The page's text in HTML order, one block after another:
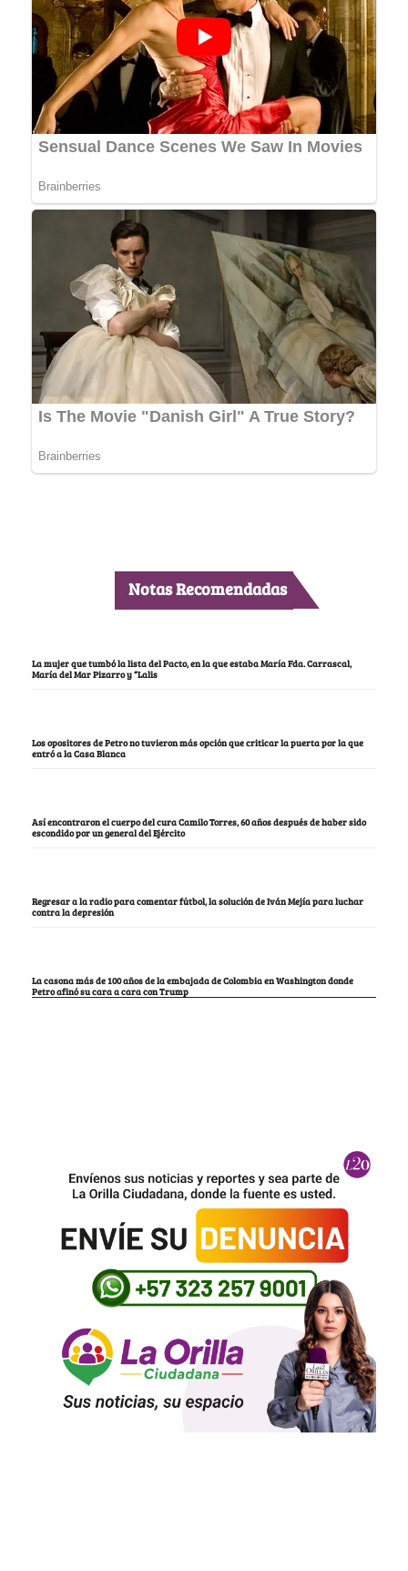
Notas Recomendadas
La mujer que tumbó la lista del Pacto, en la que estaba María Fda. Carrascal,
María del Mar Pizarro y “Lalis
Los opositores de Petro no tuvieron más opción que criticar la puerta por la que
entró a la Casa Blanca
Así encontraron el cuerpo del cura Camilo Torres, 60 años después de haber sido
escondido por un general del Ejército
Regresar a la radio para comentar fútbol, la solución de Iván Mejía para luchar
contra la depresión
La casona más de 100 años de la embajada de Colombia en Washington donde
Petro afinó su cara a cara con Trump